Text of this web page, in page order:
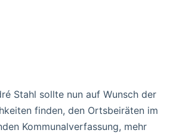
Stahl sollte nun auf Wunsch der
finden, den Ortsbeiräten im
Kommunalverfassung, mehr